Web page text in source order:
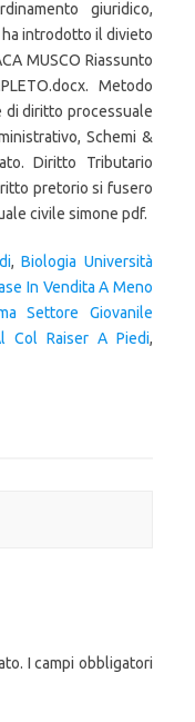
,Biologia Università
In Vendita A Meno
Settore Giovanile
Col Raiser A Piedi,
I campi obbligatori